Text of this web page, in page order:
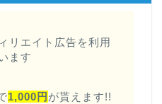
リエイト広告を利用
ます
1,000円 が貰えます!!